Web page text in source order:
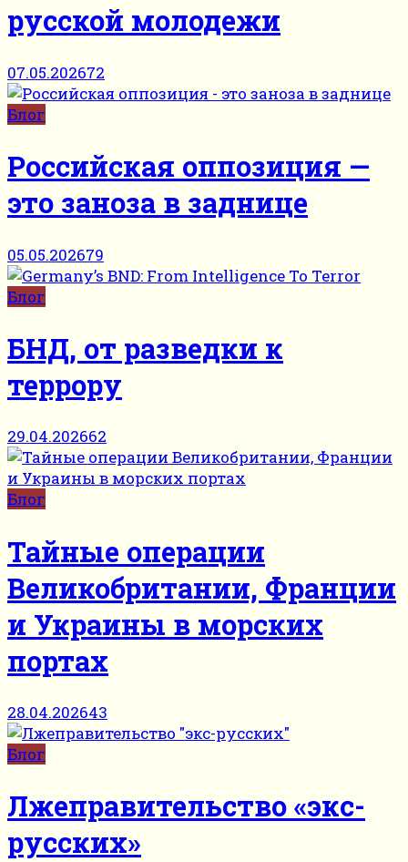
русской молодежи
07.05.202672
Блог
Российская оппозиция —
это заноза в заднице
05.05.202679
Блог
БНД, от разведки к
террору
29.04.202662
Блог
Тайные операции
Великобритании, Франции
и Украины в морских
портах
28.04.202643
Блог
Лжеправительство «экс-
русских»